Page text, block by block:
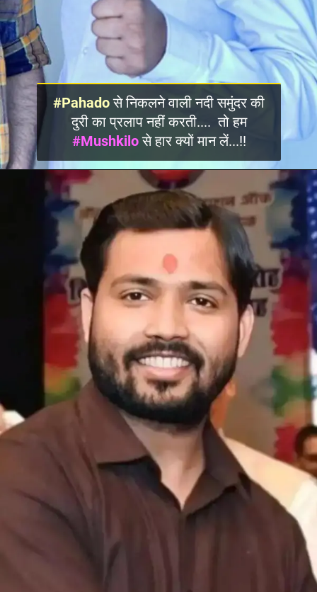
#Pahadoसे निकलने वाली नदी समुंदर की
दुरी का प्रलाप नहीं करती.... तो हम
#Mushkiloसे हार क्यों मान लें...!!